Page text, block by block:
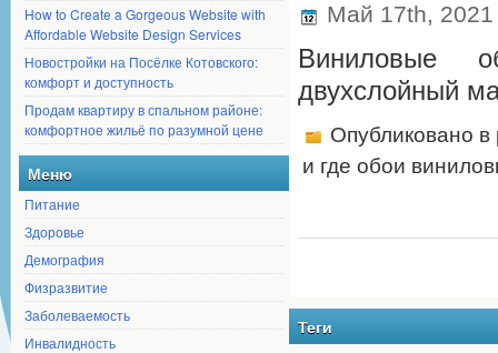
How to Create a Gorgeous Website with
Affordable Website Design Services
Новостройки на Посёлке Котовского:
комфорт и доступность
Продам квартиру в спальном районе:
комфортное жильё по разумной цене
Меню
Питание
Здоровье
Демография
Физразвитие
Заболеваемость
Инвалидность
Май 17th,
Виниловые
двухслойный
Опубликовано
и где обои
Теги